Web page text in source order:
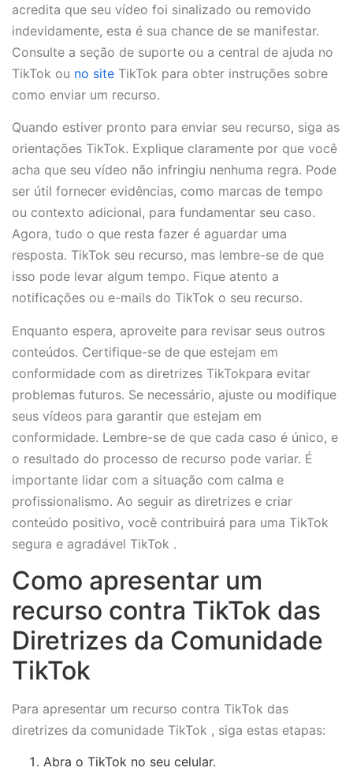
acredita que seu vídeo foi sinalizado ou removido
indevidamente, esta é sua chance de se manifestar.
Consulte a seção de suporte ou a central de ajuda no
TikTok ou no site TikTok para obter instruções sobre
como enviar um recurso.
Quando estiver pronto para enviar seu recurso, siga as
orientações TikTok. Explique claramente por que você
acha que seu vídeo não infringiu nenhuma regra. Pode
ser útil fornecer evidências, como marcas de tempo
ou contexto adicional, para fundamentar seu caso.
Agora, tudo o que resta fazer é aguardar uma
resposta. TikTok seu recurso, mas lembre-se de que
isso pode levar algum tempo. Fique atento a
notificações ou e-mails do TikTok o seu recurso.
Enquanto espera, aproveite para revisar seus outros
conteúdos. Certifique-se de que estejam em
conformidade com as diretrizes TikTokpara evitar
problemas futuros. Se necessário, ajuste ou modifique
seus vídeos para garantir que estejam em
conformidade. Lembre-se de que cada caso é único, e
o resultado do processo de recurso pode variar. É
importante lidar com a situação com calma e
profissionalismo. Ao seguir as diretrizes e criar
conteúdo positivo, você contribuirá para uma TikTok
segura e agradável TikTok .
Como apresentar um
recurso contra TikTok das
Diretrizes da Comunidade
TikTok
Para apresentar um recurso contra TikTok das
diretrizes da comunidade TikTok , siga estas etapas:
Abra o TikTok no seu celular.